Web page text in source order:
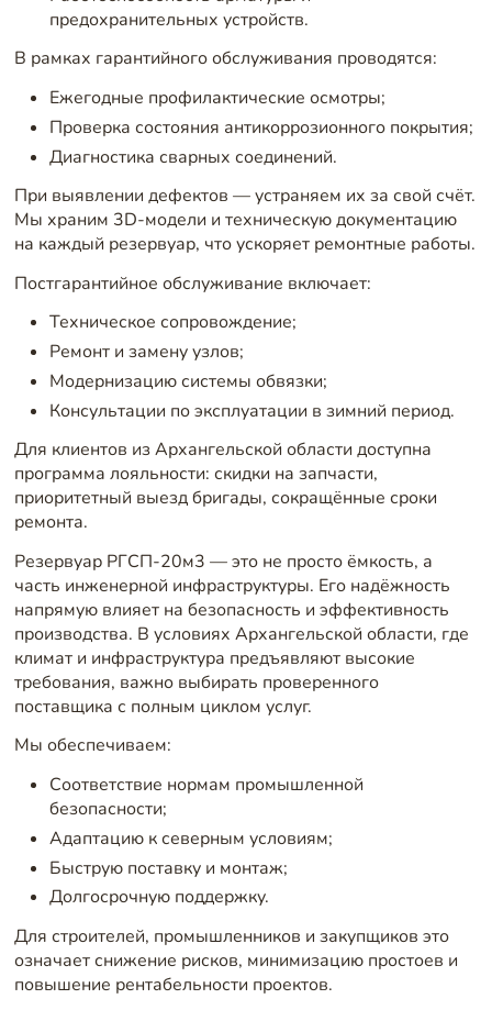
предохранительных устройств.
В рамках гарантийного обслуживания проводятся:
Ежегодные профилактические осмотры;
Проверка состояния антикоррозионного покрытия;
Диагностика сварных соединений.
При выявлении дефектов — устраняем их за свой счёт.
Мы храним 3D-модели и техническую документацию
на каждый резервуар, что ускоряет ремонтные работы.
Постгарантийное обслуживание включает:
Техническое сопровождение;
Ремонт и замену узлов;
Модернизацию системы обвязки;
Консультации по эксплуатации в зимний период.
Для клиентов из Архангельской области доступна
программа лояльности: скидки на запчасти,
приоритетный выезд бригады, сокращённые сроки
ремонта.
Резервуар РГСП-20м3 — это не просто ёмкость, а
часть инженерной инфраструктуры. Его надёжность
напрямую влияет на безопасность и эффективность
производства. В условиях Архангельской области, где
климат и инфраструктура предъявляют высокие
требования, важно выбирать проверенного
поставщика с полным циклом услуг.
Мы обеспечиваем:
Соответствие нормам промышленной
безопасности;
Адаптацию к северным условиям;
Быструю поставку и монтаж;
Долгосрочную поддержку.
Для строителей, промышленников и закупщиков это
означает снижение рисков, минимизацию простоев и
повышение рентабельности проектов.